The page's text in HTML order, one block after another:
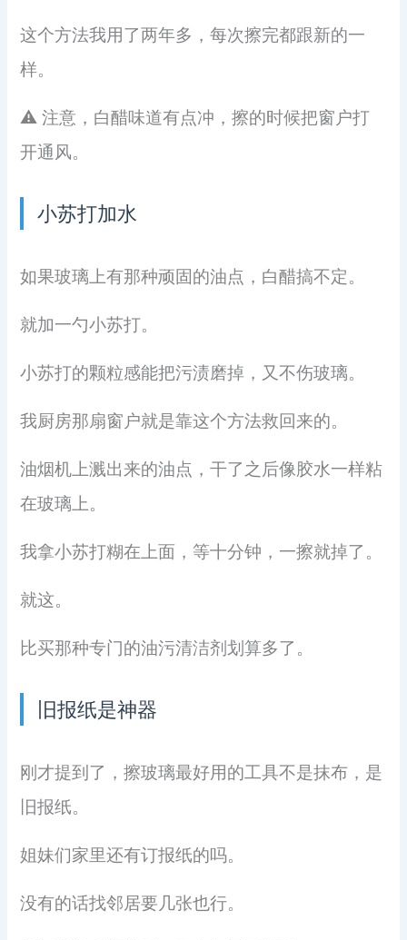
这个方法我用了两年多，每次擦完都跟新的一
样。
⚠️ 注意，白醋味道有点冲，擦的时候把窗户打
开通风。
小苏打加水
如果玻璃上有那种顽固的油点，白醋搞不定。
就加一勺小苏打。
小苏打的颗粒感能把污渍磨掉，又不伤玻璃。
我厨房那扇窗户就是靠这个方法救回来的。
油烟机上溅出来的油点，干了之后像胶水一样粘
在玻璃上。
我拿小苏打糊在上面，等十分钟，一擦就掉了。
就这。
比买那种专门的油污清洁剂划算多了。
旧报纸是神器
刚才提到了，擦玻璃最好用的工具不是抹布，是
旧报纸。
姐妹们家里还有订报纸的吗。
没有的话找邻居要几张也行。